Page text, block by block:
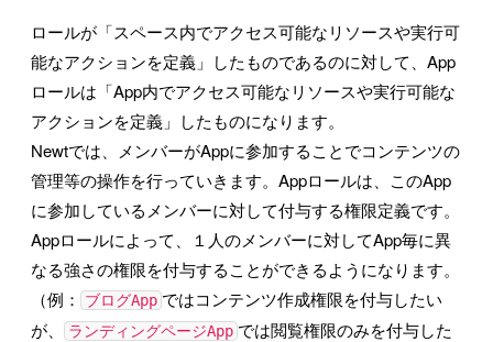
ロールが「スペース内でアクセス可能なリソースや実行可
能なアクションを定義」したものであるのに対して、App
ロールは「App内でアクセス可能なリソースや実行可能な
アクションを定義」したものになります。
Newtでは、メンバーがAppに参加することでコンテンツの
管理等の操作を行っていきます。Appロールは、このApp
に参加しているメンバーに対して付与する権限定義です。
Appロールによって、１人のメンバーに対してApp毎に異
なる強さの権限を付与することができるようになります。
（例：
ブログApp ではコンテンツ作成権限を付与したい
が、
ランディングページApp では閲覧権限のみを付与した